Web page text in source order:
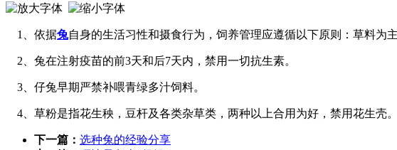
1、依据兔自身的生活习性和摄食行为，饲养管理应遵循以下原则：草料为
2、兔在注射疫苗的前3天和后7天内，禁用一切抗生素。
3、仔兔早期严禁补喂青绿多汁饲料。
4、草粉是指花生秧，豆杆及各类杂草类，两种以上合用为好，禁用花生壳。
下一篇： 选种兔的经验分享